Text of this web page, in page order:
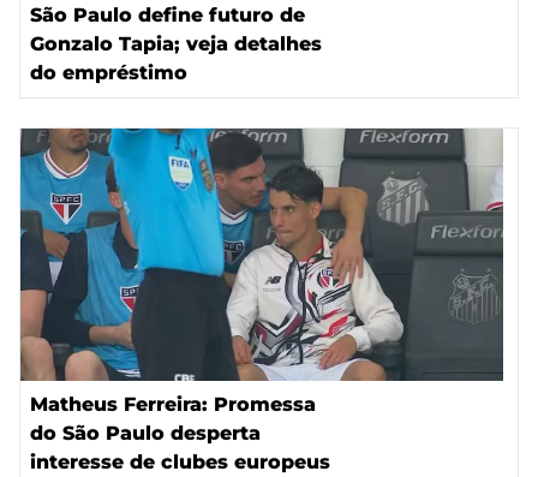
São Paulo define futuro de
Gonzalo Tapia; veja detalhes
do empréstimo
Matheus Ferreira: Promessa
do São Paulo desperta
interesse de clubes europeus